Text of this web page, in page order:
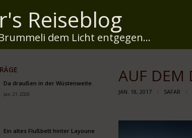
Reiseblog
dem Licht entgegen...
AUF DEM
JAN. 18, 2017 SAFAR
Da draußen in der Wüstenweite
Jan. 21, 2026
Ein altes Flußbett hinter Layoune